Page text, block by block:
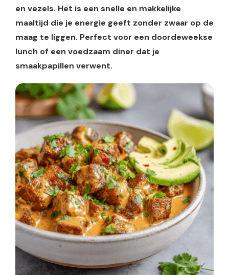
en vezels. Het is een snelle en makkelijke
maaltijd die je energie geeft zonder zwaar op de
maag te liggen. Perfect voor een doordeweekse
lunch of een voedzaam diner dat je
smaakpapillen verwent.